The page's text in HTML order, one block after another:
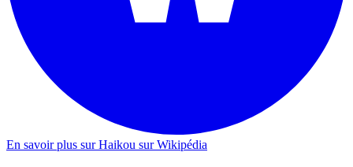
En savoir plus sur Haikou sur Wikipédia